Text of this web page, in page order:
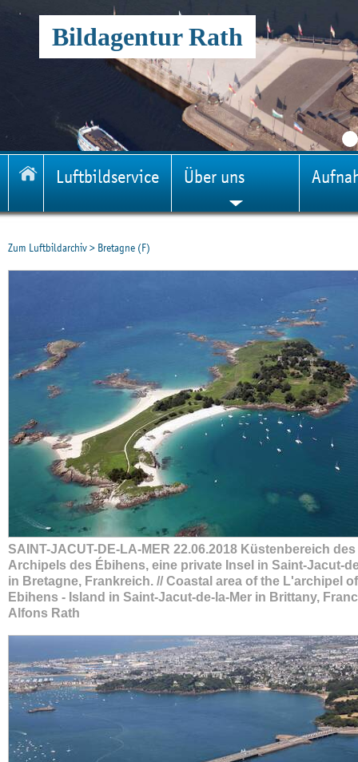
Bildagentur Rath
Luftbildservice Über uns
Zum Luftbildarchiv> Bretagne (F)
SAINT-JACUT-DE-LA-MER 22.06.2018 Küstenbereich des
Archipels des Ébihens, eine private Insel in Saint-Jacut-
in Bretagne, Frankreich. // Coastal area of the L'archipel of
Ebihens - Island in Saint-Jacut-de-la-Mer in Brittany,
Alfons Rath